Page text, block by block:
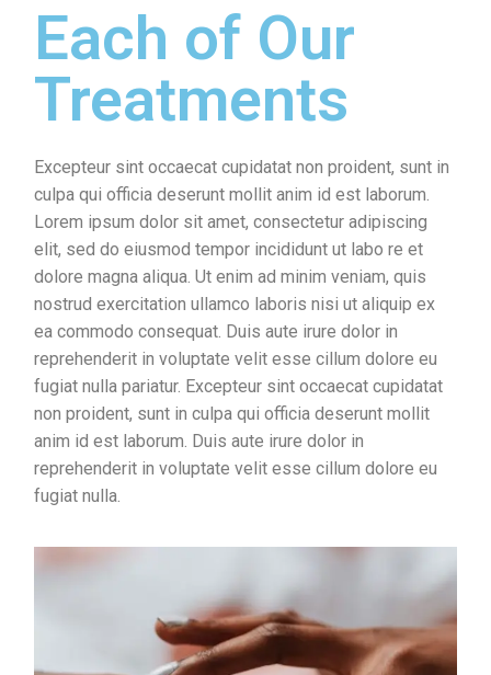
Each of Our
Treatments
Excepteur sint occaecat cupidatat non proident, sunt in
culpa qui officia deserunt mollit anim id est laborum.
Lorem ipsum dolor sit amet, consectetur adipiscing
elit, sed do eiusmod tempor incididunt ut labo re et
dolore magna aliqua. Ut enim ad minim veniam, quis
nostrud exercitation ullamco laboris nisi ut aliquip ex
ea commodo consequat. Duis aute irure dolor in
reprehenderit in voluptate velit esse cillum dolore eu
fugiat nulla pariatur. Excepteur sint occaecat cupidatat
non proident, sunt in culpa qui officia deserunt mollit
anim id est laborum. Duis aute irure dolor in
reprehenderit in voluptate velit esse cillum dolore eu
fugiat nulla.